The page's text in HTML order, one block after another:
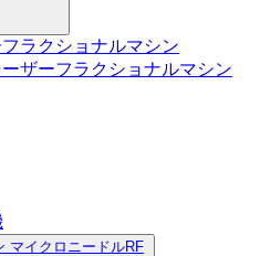
ラクショナルマシン
ザーフラクショナルマシン
マイクロニードルRF